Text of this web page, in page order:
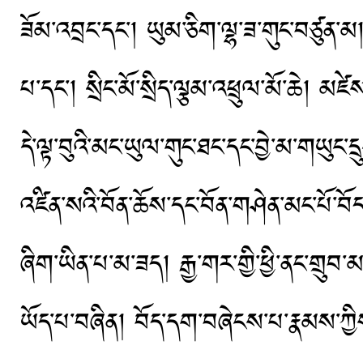
ཟོམ་འབྲང་དང་།
པ་དང་། སྲིང་མོ་སྲིད་ལྕམ་འཕྲུལ་མོ་ཆེ།
ཞིག་ཡིན་པ་མ་ཟད།
ཡོད་པ་བཞིན།